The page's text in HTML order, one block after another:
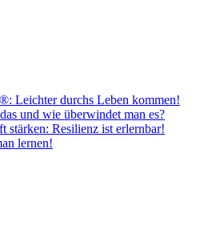
Leichter durchs Leben kommen!
und wie überwindet man es?
stärken: Resilienz ist erlernbar!
lernen!